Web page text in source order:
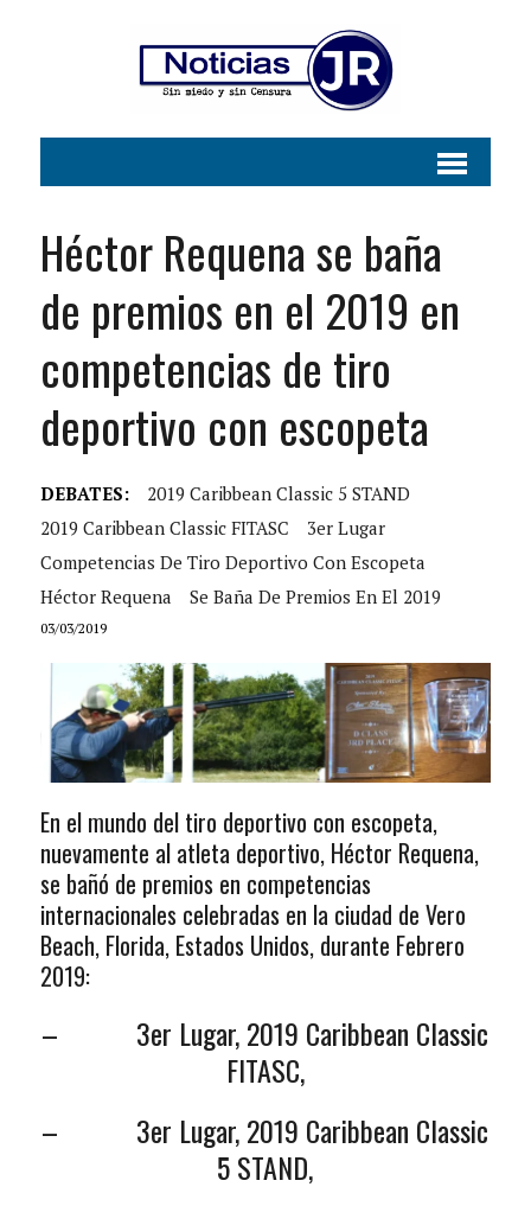
Héctor Requena se baña
de premios en el 2019 en
competencias de tiro
deportivo con escopeta
DEBATES:
2019 Caribbean Classic 5 STAND
2019 Caribbean Classic FITASC
3er Lugar
Competencias De Tiro Deportivo Con Escopeta
Héctor Requena
Se Baña De Premios En El 2019
03/03/2019
En el mundo del tiro deportivo con escopeta,
nuevamente al atleta deportivo, Héctor Requena,
se bañó de premios en competencias
internacionales celebradas en la ciudad de Vero
Beach, Florida, Estados Unidos, durante Febrero
2019:
– 3er Lugar, 2019 Caribbean Classic
FITASC,
– 3er Lugar, 2019 Caribbean Classic
5 STAND,